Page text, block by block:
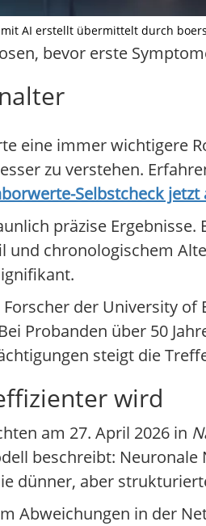
AI erstellt übermittelt durch
bevor erste
eine immer wichtigere
zu verstehen.
Selbstcheck
präzise Ergebnisse.
chronologischem
der University of
Probanden über 50
steigt die
wird
am 27. April 2026 in
beschreibt: Neuronale
dünner, aber
Abweichungen in der